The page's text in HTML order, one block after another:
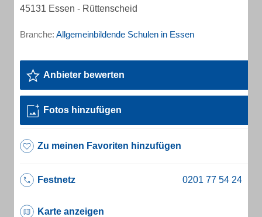
45131 Essen - Rüttenscheid
Branche: Allgemeinbildende Schulen in Essen
Anbieter bewerten
Fotos hinzufügen
Zu meinen Favoriten hinzufügen
Festnetz
Karte anzeigen